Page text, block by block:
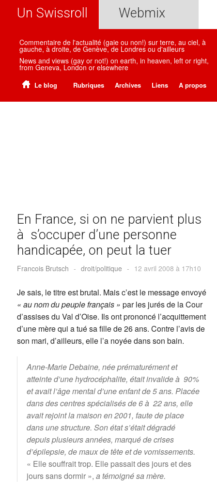
Un Swissroll Webmix
Commentaire de l'actualité (gaie ou non!) sur terre, au ciel, à
gauche, à droite, de Genève, de Londres ou d'ailleurs
News and views (gay or not!) on earth, in heaven, left or right,
from Geneva, London or elsewhere
Le blog Rubriques Archives Liens A propos
En France, si on ne parvient plus
à s’occuper d’une personne
handicapée, on peut la tuer
Francois Brutsch - droit/politique - 12 avril 2008 à 17h10
Je sais, le titre est brutal. Mais c’est le message envoyé
« au nom du peuple français » par les jurés de la Cour
d’assises du Val d’Oise. Ils ont prononcé l’acquittement
d’une mère qui a tué sa fille de 26 ans. Contre l’avis de
son mari, d’ailleurs, elle l’a noyée dans son bain.
Anne-Marie Debaine, née prématurément et
atteinte d’une hydrocéphalite, était invalide à 90%
et avait l’âge mental d’une enfant de 5 ans. Placée
dans des centres spécialisés de 6 à 22 ans, elle
avait rejoint la maison en 2001, faute de place
dans une structure. Son état s’était dégradé
depuis plusieurs années, marqué de crises
d’épilepsie, de maux de tête et de vomissements.
« Elle souffrait trop. Elle passait des jours et des
jours sans dormir », a témoigné sa mère.